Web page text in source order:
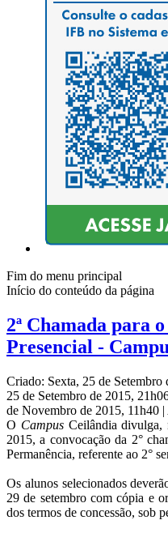
Fim do menu principal
Início do conteúdo da página
2ª Chamada para
Presencial -
Criado: Sexta, 25 de Setembro
25 de Setembro de 2015,
de Novembro de 2015, 11h40 |
O CampusCeilândia divulga,
2015, a convocação da 2°
Permanência, referente ao 2°
Os alunos selecionados
29 de setembro com cópia e
dos termos de concessão, sob